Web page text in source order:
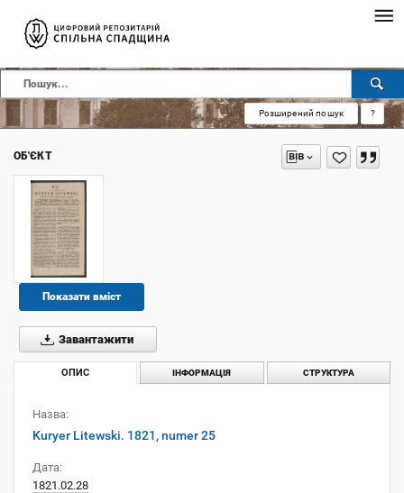
Розширений пошук ?
ОБ'ЄКТ
Показати вміст
Завантажити
ОПИС ІНФОРМАЦІЯ СТРУКТУРА
Назва:
Kuryer Litewski. 1821, numer 25
Дата:
1821.02.28